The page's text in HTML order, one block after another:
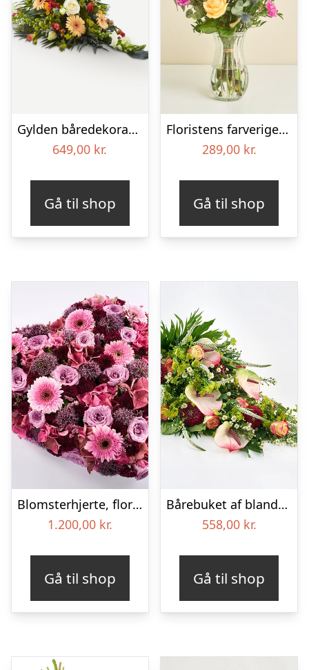
Gylden båredekoration
649,00 kr.
Gå til shop
Floristens farverige kondolencebuket
289,00 kr.
Gå til shop
Blomsterhjerte, floristens valg – Blomster til begravelse
1.200,00 kr.
Gå til shop
Bårebuket af blandede blomster – Blomster til begravelse
558,00 kr.
Gå til shop